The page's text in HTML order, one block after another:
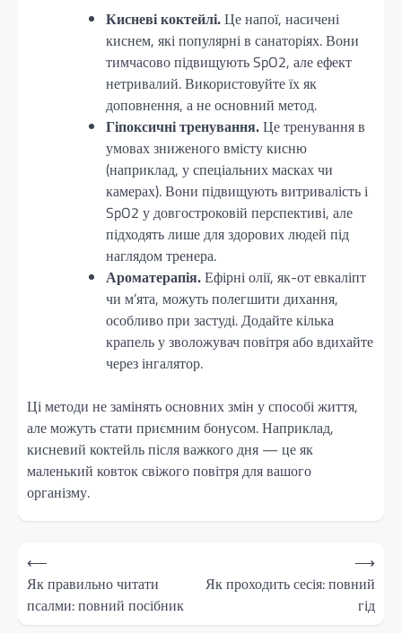
Кисневі коктейлі.Це напої, насичені
киснем, які популярні в санаторіях. Вони
тимчасово підвищують SpO2, але ефект
нетривалий. Використовуйте їх як
доповнення, а не основний метод.
Гіпоксичні тренування.Це тренування в
умовах зниженого вмісту кисню
(наприклад, у спеціальних масках чи
камерах). Вони підвищують витривалість і
SpO2 у довгостроковій перспективі, але
підходять лише для здорових людей під
наглядом тренера.
Ароматерапія.Ефірні олії, як-от евкаліпт
чи м’ята, можуть полегшити дихання,
особливо при застуді. Додайте кілька
крапель у зволожувач повітря або вдихайте
через інгалятор.
Ці методи не замінять основних змін у способі життя,
але можуть стати приємним бонусом. Наприклад,
кисневий коктейль після важкого дня — це як
маленький ковток свіжого повітря для вашого
організму.
Навігація
записів
⟵
Як правильно читати
псалми: повний посібник
Як проходить сесія: повний
гід
⟶